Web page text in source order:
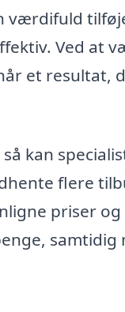
værdifuld
Ved at
et resultat,
kan
flere
priser og
samtidig